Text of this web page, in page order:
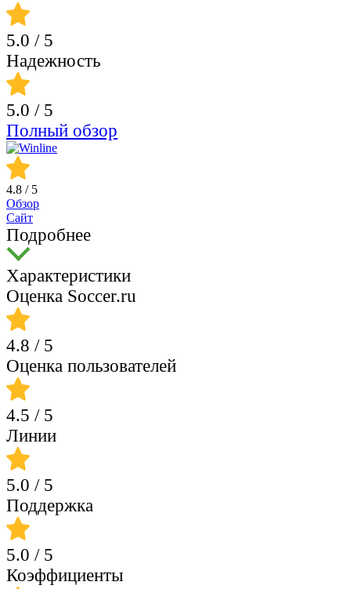
5.0 / 5
Надежность
5.0 / 5
Полный обзор
4.8 / 5
Обзор
Сайт
Подробнее
Характеристики
Оценка Soccer.ru
4.8 / 5
Оценка пользователей
4.5 / 5
Линии
5.0 / 5
Поддержка
5.0 / 5
Коэффициенты